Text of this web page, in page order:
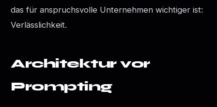
das für anspruchsvolle Unternehmen wichtiger ist:
Verlässlichkeit.
Architektur vor
Prompting